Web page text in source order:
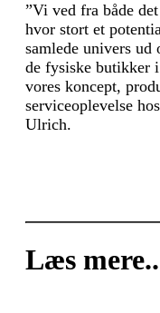
”Vi ved fra både
hvor stort et
samlede univers
de fysiske butik­ker
vores koncept,
serviceoplevelse
Ulrich.
Læs